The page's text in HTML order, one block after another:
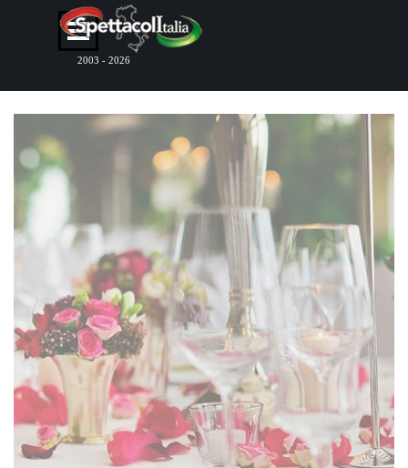
Vai ai contenuti
Salta menù
2003 - 2026